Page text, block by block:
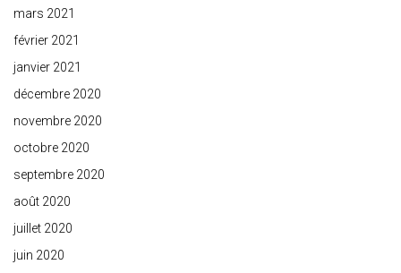
mars 2021
février 2021
janvier 2021
décembre 2020
novembre 2020
octobre 2020
septembre 2020
août 2020
juillet 2020
juin 2020